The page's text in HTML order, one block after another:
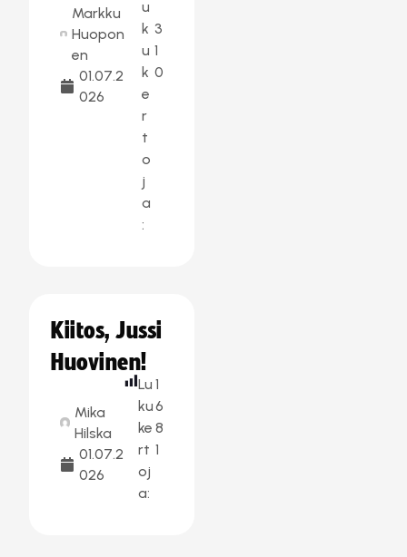
Markku
Huopon
en
01.07.2
026
u
k
u
k
e
r
t
o
j
a
:
3
1
0
Kiitos, Jussi
Huovinen!
Mika
Hilska
01.07.2
026
Lu
ku
ke
rt
oj
a:
1
6
8
1